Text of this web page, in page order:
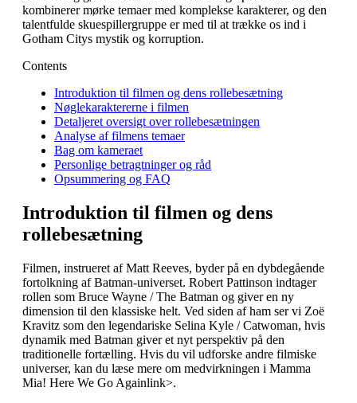
kombinerer mørke temaer med komplekse karakterer, og den
talentfulde skuespillergruppe er med til at trække os ind i
Gotham Citys mystik og korruption.
Contents
Introduktion til filmen og dens rollebesætning
Nøglekaraktererne i filmen
Detaljeret oversigt over rollebesætningen
Analyse af filmens temaer
Bag om kameraet
Personlige betragtninger og råd
Opsummering og FAQ
Introduktion til filmen og dens
rollebesætning
Filmen, instrueret af Matt Reeves, byder på en dybdegående
fortolkning af Batman-universet. Robert Pattinson indtager
rollen som Bruce Wayne / The Batman og giver en ny
dimension til den klassiske helt. Ved siden af ham ser vi Zoë
Kravitz som den legendariske Selina Kyle / Catwoman, hvis
dynamik med Batman giver et nyt perspektiv på den
traditionelle fortælling. Hvis du vil udforske andre filmiske
universer, kan du læse mere om medvirkningen i Mamma
Mia! Here We Go Againlink>.